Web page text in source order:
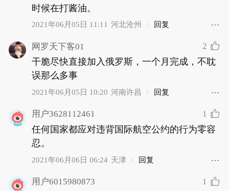
时候在打酱油。
2021年06月05日 11:11 河北沧州 回复
网罗天下客01 2
干脆尽快直接加入俄罗斯，一个月完成，不耽
误那么多事
2021年06月05日 10:20 河南许昌 回复
用户3628112461 1
任何国家都应对违背国际航空公约的行为零容
忍。
2021年06月06日 06:24 天津 回复
用户6015980873 1